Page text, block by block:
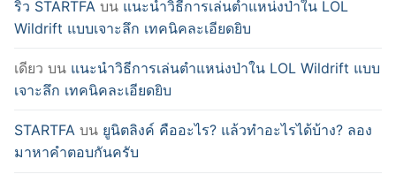
ริว STARTFA บน แนะนำวิธีการเล่นตำแหน่งป่าใน LOL
Wildrift แบบเจาะลึก เทคนิคละเอียดยิบ
เดียว บน แนะนำวิธีการเล่นตำแหน่งป่าใน LOL Wildrift แบบ
เจาะลึก เทคนิคละเอียดยิบ
STARTFA บน ยูนิตลิงค์ คืออะไร? แล้วทำอะไรได้บ้าง? ลอง
มาหาคำตอบกันครับ